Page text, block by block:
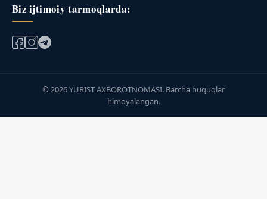
Biz ijtimoiy tarmoqlarda:
© 2026 YURIST AXBOROTNOMASI. Barcha huquqlar
himoyalangan.